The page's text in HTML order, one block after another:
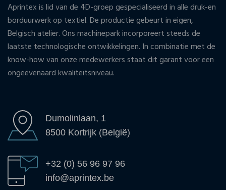
Aprintex is lid van de 4D-groep gespecialiseerd in alle druk-en
borduurwerk op textiel. De productie gebeurt in eigen,
Belgisch atelier. Ons machinepark incorporeert steeds de
laatste technologische ontwikkelingen. In combinatie met de
know-how van onze medewerkers staat dit garant voor een
ongeëvenaard kwaliteitsniveau.
Dumolinlaan, 1
8500 Kortrijk (België)
+32 (0) 56 96 97 96
info@aprintex.be